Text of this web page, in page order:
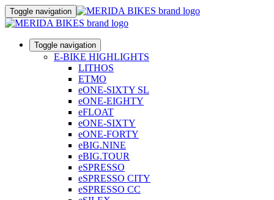
Toggle navigation
Toggle navigation
E-BIKE HIGHLIGHTS
LITHOS
ETMO
eONE-SIXTY SL
eONE-EIGHTY
eFLOAT
eONE-SIXTY
eONE-FORTY
eBIG.NINE
eBIG.TOUR
eSPRESSO
eSPRESSO CITY
eSPRESSO CC